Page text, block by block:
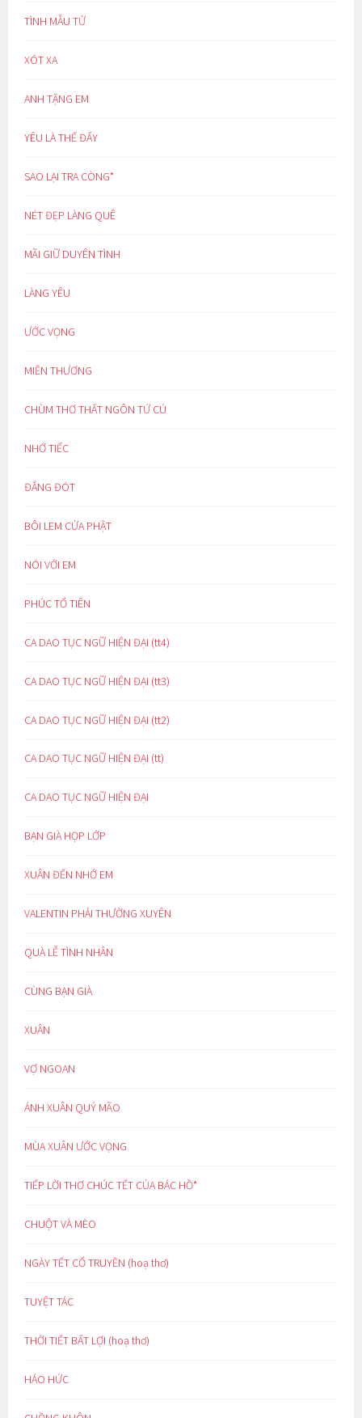
TÌNH MẪU TỬ
XÓT XA
ANH TẶNG EM
YÊU LÀ THẾ ĐẤY
SAO LẠI TRA CÒNG*
NÉT ĐẸP LÀNG QUÊ
MÃI GIỮ DUYÊN TÌNH
LÀNG YÊU
ƯỚC VỌNG
MIỀN THƯƠNG
CHÙM THƠ THẤT NGÔN TỨ CÚ
NHỚ TIẾC
ĐẮNG ĐÓT
BÔI LEM CỬA PHẬT
NÓI VỚI EM
PHÚC TỔ TIÊN
CA DAO TỤC NGỮ HIỆN ĐẠI (tt4)
CA DAO TỤC NGỮ HIỆN ĐẠI (tt3)
CA DAO TỤC NGỮ HIỆN ĐẠI (tt2)
CA DAO TỤC NGỮ HIỆN ĐẠI (tt)
CA DAO TỤC NGỮ HIỆN ĐẠI
BẠN GIÀ HỌP LỚP
XUÂN ĐẾN NHỚ EM
VALENTIN PHẢI THƯỜNG XUYÊN
QUÀ LỄ TÌNH NHÂN
CÙNG BẠN GIÀ
XUÂN
VỢ NGOAN
ÁNH XUÂN QUÝ MÃO
MÙA XUÂN ƯỚC VỌNG
TIẾP LỜI THƠ CHÚC TẾT CỦA BÁC HỒ*
CHUỘT VÀ MÈO
NGÀY TẾT CỔ TRUYỀN (hoạ thơ)
TUYỆT TÁC
THỜI TIẾT BẤT LỢI (hoạ thơ)
HÁO HỨC